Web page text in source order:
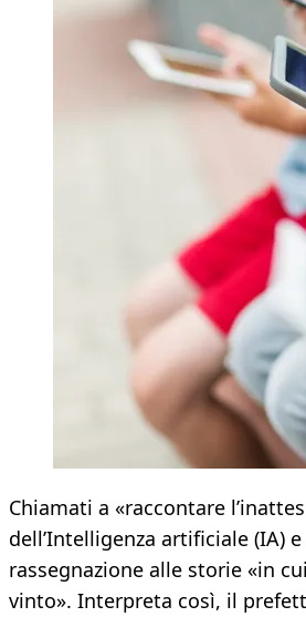
Chiamati a «raccontare
dell’Intelligenza artificiale (IA)
rassegnazione alle storie «in
vinto». Interpreta così, il